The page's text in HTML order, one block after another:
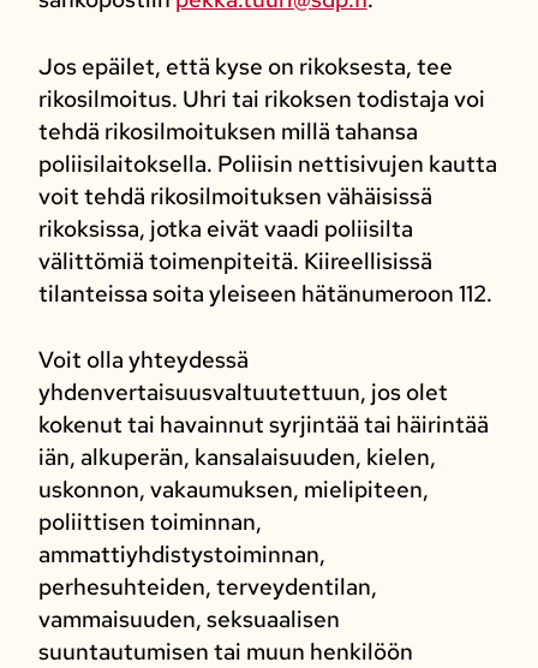
Jos epäilet, että kyse on rikoksesta, tee
rikosilmoitus. Uhri tai rikoksen todistaja voi
tehdä rikosilmoituksen millä tahansa
poliisilaitoksella. Poliisin nettisivujen kautta
voit tehdä rikosilmoituksen vähäisissä
rikoksissa, jotka eivät vaadi poliisilta
välittömiä toimenpiteitä. Kiireellisissä
tilanteissa soita yleiseen hätänumeroon 112.
Voit olla yhteydessä
yhdenvertaisuusvaltuutettuun, jos olet
kokenut tai havainnut syrjintää tai häirintää
iän, alkuperän, kansalaisuuden, kielen,
uskonnon, vakaumuksen, mielipiteen,
poliittisen toiminnan,
ammattiyhdistystoiminnan,
perhesuhteiden, terveydentilan,
vammaisuuden, seksuaalisen
suuntautumisen tai muun henkilöön